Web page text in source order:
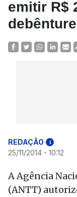
emitir R$
REDAÇÃO i
25/11/2014 - 10:12
A Agência
(ANTT)